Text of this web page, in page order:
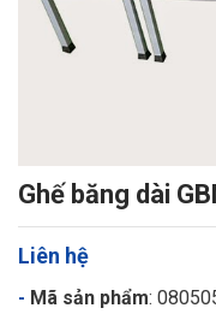
Ghế băng dài
Liên hệ
Mã sản phẩm: